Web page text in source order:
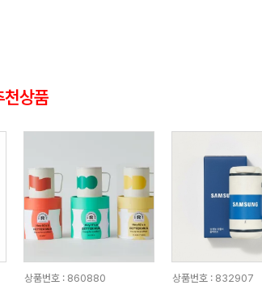
천상품
상품번호 : 860880
상품번호 : 832907